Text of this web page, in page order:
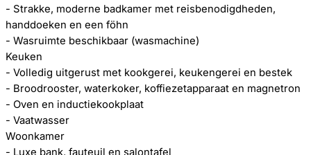
- Strakke, moderne badkamer met reisbenodigdheden,
handdoeken en een föhn
- Wasruimte beschikbaar (wasmachine)
Keuken
- Volledig uitgerust met kookgerei, keukengerei en bestek
- Broodrooster, waterkoker, koffiezetapparaat en magnetron
- Oven en inductiekookplaat
- Vaatwasser
Woonkamer
- Luxe bank, fauteuil en salontafel